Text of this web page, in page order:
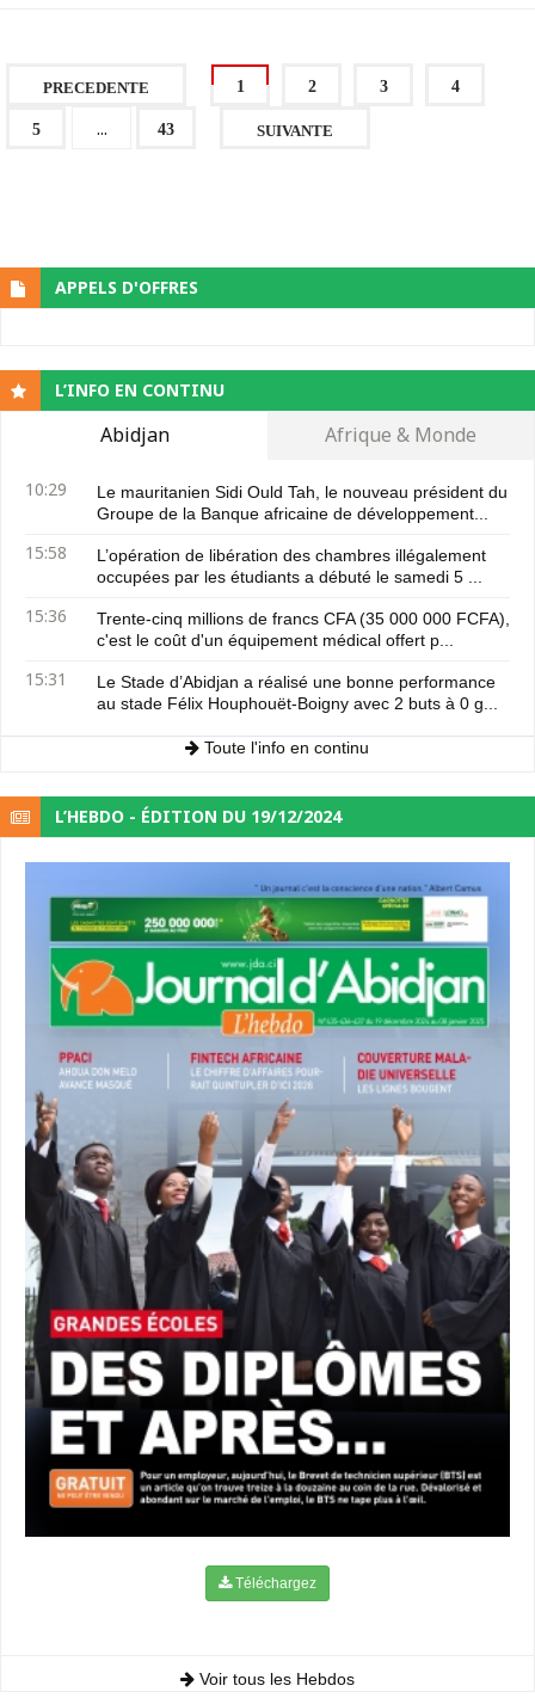
PRECEDENTE 1 2 3 4
5 ... 43 SUIVANTE
APPELS D'OFFRES
L’INFO EN CONTINU
Abidjan Afrique & Monde
10:29
Le mauritanien Sidi Ould Tah, le nouveau président du
Groupe de la Banque africaine de développement...
15:58
L’opération de libération des chambres illégalement
occupées par les étudiants a débuté le samedi 5 ...
15:36
Trente-cinq millions de francs CFA (35 000 000 FCFA),
c'est le coût d'un équipement médical offert p...
15:31
Le Stade d’Abidjan a réalisé une bonne performance
au stade Félix Houphouët-Boigny avec 2 buts à 0 g...
Toute l'info en continu
L’HEBDO - ÉDITION DU 19/12/2024
Téléchargez
Voir tous les Hebdos